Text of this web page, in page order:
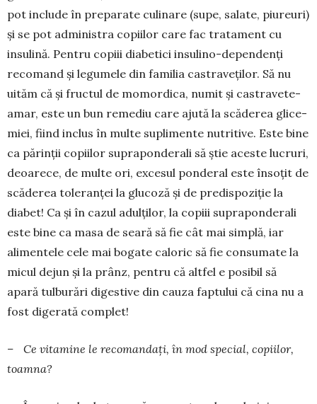
pot include în preparate culinare (supe, salate, piureuri)
și se pot administra copiilor care fac tratament cu
insulină. Pentru co­piii diabetici insulino-dependenți
recomand și le­gu­mele din familia castraveților. Să nu
uităm că și fructul de momordica, numit și castravete-
amar, este un bun remediu care ajută la scăderea glice­
miei, fiind inclus în multe suplimente nutritive. Este bine
ca părinții copiilor supraponderali să știe aceste lucruri,
deoarece, de multe ori, excesul ponderal este însoțit de
scăderea tole­ranței la glucoză și de pre­dis­poziție la
diabet! Ca și în cazul adulților, la copiii supraponderali
este bine ca masa de seară să fie cât mai simplă, iar
alimentele cele mai bogate caloric să fie consumate la
micul dejun și la prânz, pentru că altfel e posibil să
apară tulbu­rări digestive din cauza faptului că cina nu a
fost digerată complet!
– Ce vitamine le recomandați, în mod special, co­piilor,
toamna?